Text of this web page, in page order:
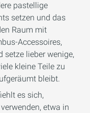
pastellige
setzen und das
Raum mit
Accessoires,
setze lieber wenige,
kleine Teile zu
bleibt.
es sich,
etwa in